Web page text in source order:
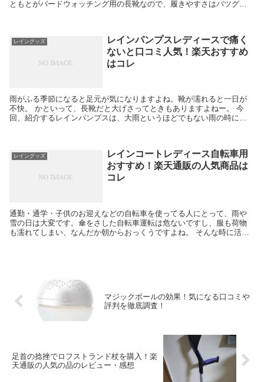
ともとがバードウォッチング用の長靴なので、履きやすさはバツグ
レイングッズ
レインパンプスレディースで痛く
ないと口コミ人気！楽天おすすめ
はコレ
雨がふる季節になると足元が気になりますよね。靴が濡れると一日が
不快。 かといって、長靴だと大げさってときもありますよねー。 今
回、紹介するレインパンプスは、大雨というほどでもない雨の時に活
レイングッズ
レインコートレディース自転車用
おすすめ！楽天通販の人気商品は
コレ
通勤・通学・子供のお迎えなどの自転車を使ってる人にとって、雨や
雪の日は大変です。傘をさした自転車運転は危ないですし、服も荷物
も濡れてしまい、なんだか朝からおっくうですよね。 そんな時に活躍
マジックボールの効果！気になる口コミや
評判を徹底調査！
足首の捻挫でロフストランド杖を購入！楽
天通販の人気の品のレビュー・感想